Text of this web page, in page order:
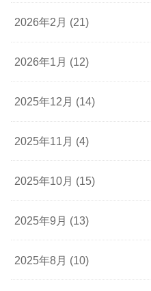
2026年2月 (21)
2026年1月 (12)
2025年12月 (14)
2025年11月 (4)
2025年10月 (15)
2025年9月 (13)
2025年8月 (10)